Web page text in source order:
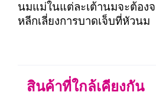
นมแม่ในแต่ละเต้านมจะต้อง
หลีกเลี่ยงการบาดเจ็บที่หัวนม
สินค้าที่ใกล้เคียงกัน